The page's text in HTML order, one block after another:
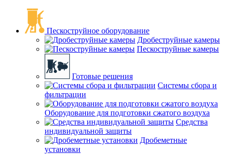
Пескоструйное оборудование
Дробеструйные камеры
Пескоструйные камеры
Готовые решения
Системы сбора и
фильтрации
Оборудование для подготовки сжатого воздуха
Средства
индивидуальной защиты
Дробеметные
установки